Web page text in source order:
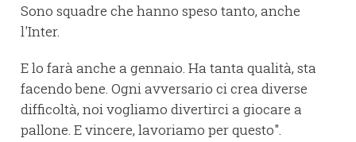
Sono squadre che hanno speso tanto, anche
l'Inter.
E lo farà anche a gennaio. Ha tanta qualità, sta
facendo bene. Ogni avversario ci crea diverse
difficoltà, noi vogliamo divertirci a giocare a
pallone. E vincere, lavoriamo per questo".